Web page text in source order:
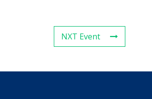
NXT Event